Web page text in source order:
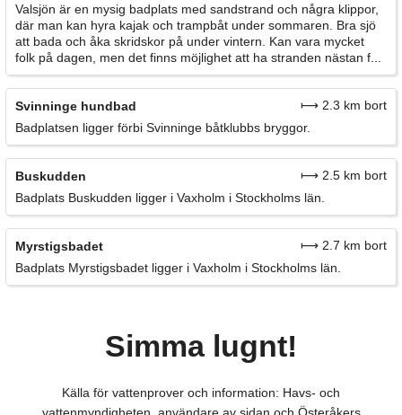
Valsjön är en mysig badplats med sandstrand och några klippor,
där man kan hyra kajak och trampbåt under sommaren. Bra sjö
att bada och åka skridskor på under vintern. Kan vara mycket
folk på dagen, men det finns möjlighet att ha stranden nästan f...
Svinninge hundbad
⟼ 2.3 km bort
Badplatsen ligger förbi Svinninge båtklubbs bryggor.
Buskudden
⟼ 2.5 km bort
Badplats Buskudden ligger i Vaxholm i Stockholms län.
Myrstigsbadet
⟼ 2.7 km bort
Badplats Myrstigsbadet ligger i Vaxholm i Stockholms län.
Simma lugnt!
Källa för vattenprover och information: Havs- och